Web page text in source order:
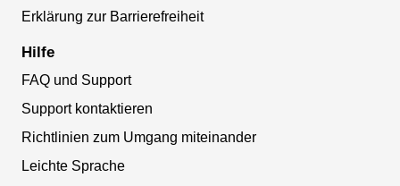
Erklärung zur Barrierefreiheit
Hilfe
FAQ und Support
Support kontaktieren
Richtlinien zum Umgang miteinander
Leichte Sprache